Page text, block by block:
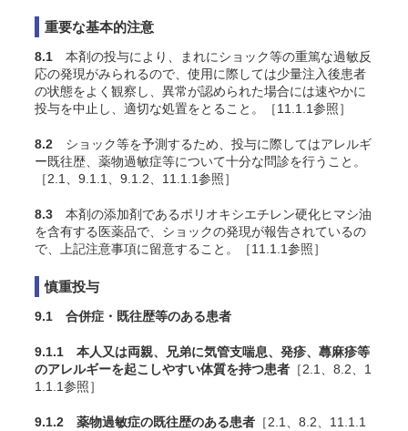
重要な基本的注意
8.1 本剤の投与により、まれにショック等の重篤な過敏反
応の発現がみられるので、使用に際しては少量注入後患者
の状態をよく観察し、異常が認められた場合には速やかに
投与を中止し、適切な処置をとること。［11.1.1参照］
8.2 ショック等を予測するため、投与に際してはアレルギ
ー既往歴、薬物過敏症等について十分な問診を行うこと。
［2.1、9.1.1、9.1.2、11.1.1参照］
8.3 本剤の添加剤であるポリオキシエチレン硬化ヒマシ油
を含有する医薬品で、ショックの発現が報告されているの
で、上記注意事項に留意すること。［11.1.1参照］
慎重投与
9.1 合併症・既往歴等のある患者
9.1.1 本人又は両親、兄弟に気管支喘息、発疹、蕁麻疹等
のアレルギーを起こしやすい体質を持つ患者 ［2.1、8.2、1
1.1.1参照］
9.1.2 薬物過敏症の既往歴のある患者 ［2.1、8.2、11.1.1